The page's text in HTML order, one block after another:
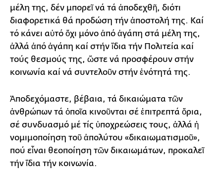
μέλη της, δέν μπορεῖ νά τά ἀποδεχθῆ, διότι
διαφορετικά θά προδώση τήν ἀποστολή της. Καί
τό κάνει αὐτό ὄχι μόνο ἀπό ἀγάπη στά μέλη της,
ἀλλά ἀπό ἀγάπη καί στήν ἴδια τήν Πολιτεία καί
τούς θεσμούς της, ὥστε νά προσφέρουν στήν
κοινωνία καί νά συντελοῦν στήν ἑνότητά της.
Ἀποδεχόμαστε, βέβαια, τά δικαιώματα τῶν
ἀνθρώπων τά ὁποῖα κινοῦνται σέ ἐπιτρεπτά ὅρια,
σέ συνδυασμό μέ τίς ὑποχρεώσεις τους, ἀλλά ἡ
νομιμοποίηση τοῦ ἀπολύτου «δικαιωματισμοῦ»,
πού εἶναι θεοποίηση τῶν δικαιωμάτων, προκαλεῖ
τήν ἴδια τήν κοινωνία.